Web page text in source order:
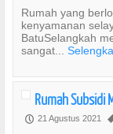
Rumah yang
kenyamanan
BatuSelangkah
sangat...
Rumah Subsidi
P 21 Agustus 2021